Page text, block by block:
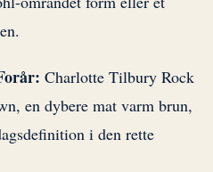
Charlotte Tilbury Rock
en dybere mat varm brun,
i den rette